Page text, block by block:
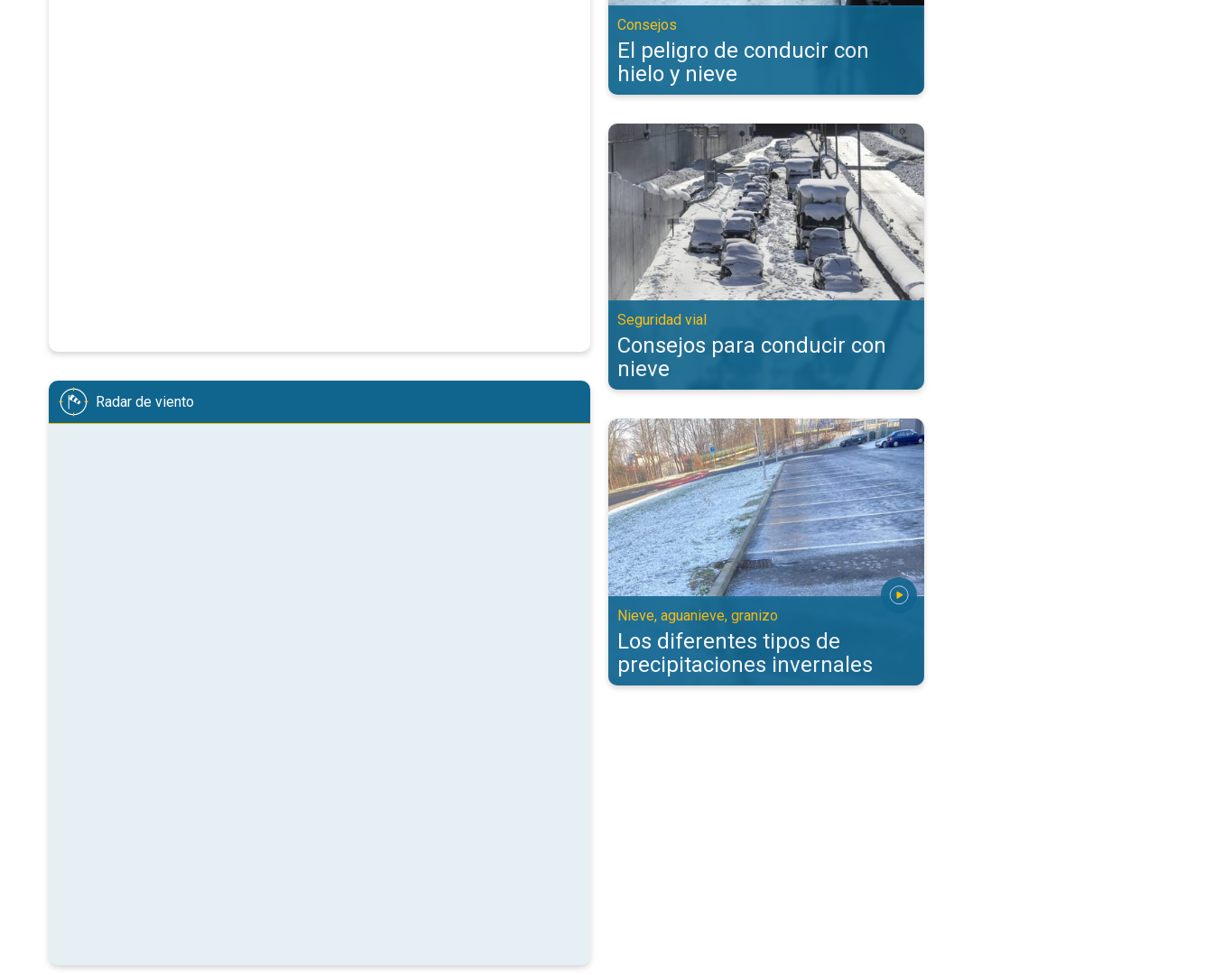
Radar de viento
Consejos
El peligro de conducir con
hielo y nieve
Consejos para conducir con nieve. Seguridad vial. . .
Seguridad vial
Consejos para conducir con
nieve
Los diferentes tipos de precipitaciones invernales. Nieve, aguanieve, granizo. . .
Nieve, aguanieve, granizo
Los diferentes tipos de
precipitaciones invernales